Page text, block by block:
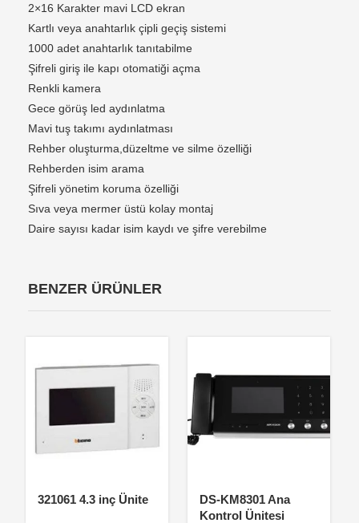
2×16 Karakter mavi LCD ekran
Kartlı veya anahtarlık çipli geçiş sistemi
1000 adet anahtarlık tanıtabilme
Şifreli giriş ile kapı otomatiği açma
Renkli kamera
Gece görüş led aydınlatma
Mavi tuş takımı aydınlatması
Rehber oluşturma,düzeltme ve silme özelliği
Rehberden isim arama
Şifreli yönetim koruma özelliği
Sıva veya mermer üstü kolay montaj
Daire sayısı kadar isim kaydı ve şifre verebilme
BENZER ÜRÜNLER
321061 4.3 inç Ünite
DS-KM8301 Ana
Kontrol Ünitesi